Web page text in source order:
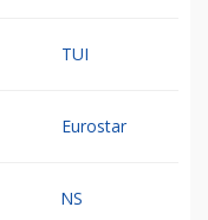
TUI
Eurostar
NS